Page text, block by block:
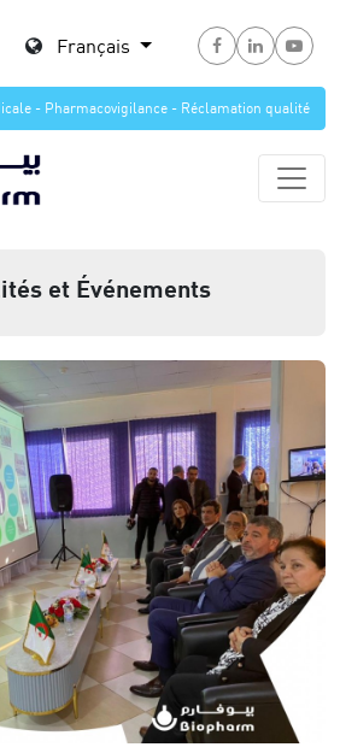
Français
- Pharmacovigilance - Réclamation qualité
et Événements